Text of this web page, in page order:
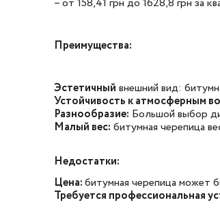
Преимущества:
Эстетичный внешний вид:
Устойчивость к атмосферным
Разнообразие: Большой выбор
Малый вес: битумная черепица
Недостатки:
Цена:битумная черепица может
Требуется профессиональная